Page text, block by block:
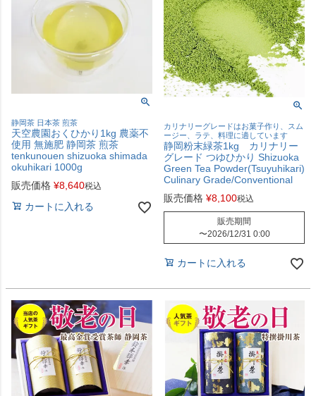
静岡茶 日本茶 煎茶
天空農園おくひかり1kg 農薬不
使用 無施肥 静岡茶 煎茶
tenkunouen shizuoka shimada
okuhikari 1000g
販売価格 ¥8,640税込
カートに入れる
カリナリーグレードはお菓子作り、スム
ージー、ラテ、料理に適しています
静岡粉末緑茶1kg カリナリー
グレード つゆひかり Shizuoka
Green Tea Powder(Tsuyuhikari)
Culinary Grade/Conventional
販売価格 ¥8,100税込
販売期間
〜2026/12/31 0:00
カートに入れる